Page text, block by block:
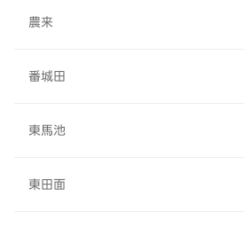
農来
番城田
東馬池
東田面